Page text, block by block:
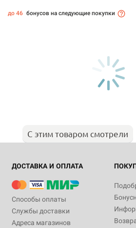
до 46 бонусов на следующие покупки
С этим товаром смотрели
ДОСТАВКА И ОПЛАТА
Способы оплаты
Службы доставки
Адреса магазинов